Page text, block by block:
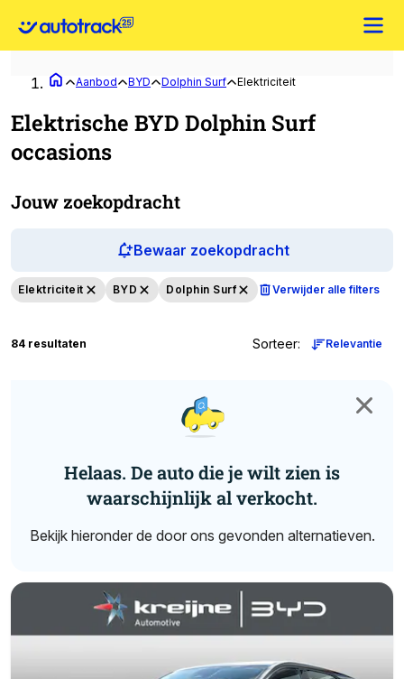
Aanbod BYD Dolphin Surf Elektriciteit
Elektrische BYD Dolphin Surf
occasions
Jouw zoekopdracht
Bewaar zoekopdracht
Elektriciteit BYD Dolphin Surf Verwijder alle filters
84 resultaten Sorteer: Relevantie
Helaas. De auto die je wilt zien is
waarschijnlijk al verkocht.
Bekijk hieronder de door ons gevonden alternatieven.